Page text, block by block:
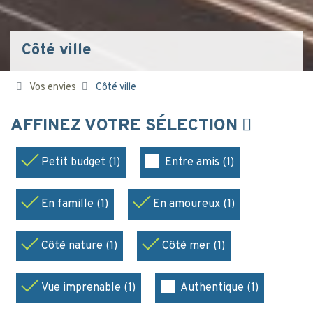
Côté ville
Vos envies Côté ville
AFFINEZ VOTRE SÉLECTION
Petit budget (1) Entre amis (1)
En famille (1) En amoureux (1)
Côté nature (1) Côté mer (1)
Vue imprenable (1) Authentique (1)